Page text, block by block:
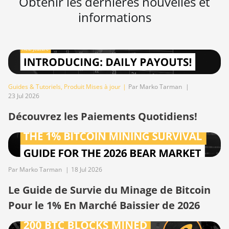
S19 XP (140Th)
(512Th)
BITMAIN AntMiner
S19j Pro (100Th)
S19j Pro (104Th)
BITMAIN AntMiner
S19j Pro+ (120Th)
BITMAIN AntMiner
informations
Guides & Tutoriels, Produit Mises à jour | Par Marko Tarman |
23 Jul 2026
Découvrez les Paiements Quotidiens!
Par Marko Tarman | 18 Jul 2026
Le Guide de Survie du Minage de Bitcoin
Pour le 1% En Marché Baissier de 2026